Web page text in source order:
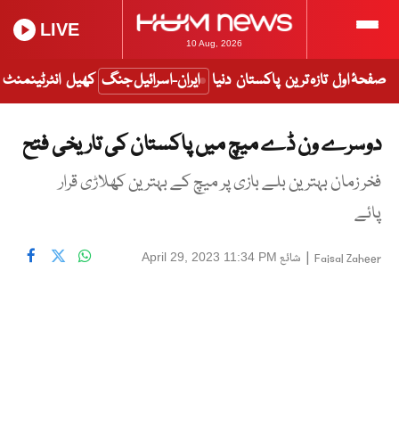
10 Aug, 2026
LIVE
صفحۂ اول تازہ ترین پاکستان دنیا ایران-اسرائیل جنگ کھیل انٹرٹینمنٹ
دوسرے ون ڈے میچ میں پاکستان کی تاریخی فتح
فخر زمان بہترین بلے بازی پر میچ کے بہترین کھلاڑی قرار
پائے
Faisal Zaheer
| شائع April 29, 2023 11:34 PM